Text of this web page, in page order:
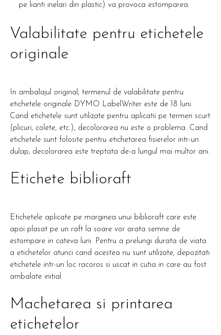
pe lianti inelari din plastic) va provoca estomparea.
Valabilitate pentru etichetele
originale
In ambalajul original, termenul de valabilitate pentru
etichetele originale DYMO LabelWriter este de 18 luni.
Cand etichetele sunt utilizate pentru aplicatii pe termen scurt
(plicuri, colete, etc.), decolorarea nu este o problema. Cand
etichetele sunt folosite pentru etichetarea fisierelor intr-un
dulap, decolorarea este treptata de-a lungul mai multor ani.
Etichete biblioraft
Etichetele aplicate pe marginea unui biblioraft care este
apoi plasat pe un raft la soare vor arata semne de
estompare in cateva luni. Pentru a prelungi durata de viata
a etichetelor atunci cand acestea nu sunt utilizate, depozitati
etichetele intr-un loc racoros si uscat in cutia in care au fost
ambalate initial.
Machetarea si printarea
etichetelor